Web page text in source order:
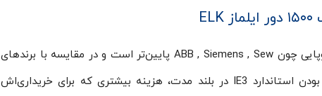
قیمت موتور الکتریکی ایلماز ELK در مقایسه با برندهای اروپایی چون ABB , Siemens , Sew پایین‌تر است و در مقایسه با برندهای
چینی و ایرانی بالاتر است. دینام ایلماز ELK به دلیل دارا بودن استاندارد IE3 در بلند مدت، هزینه بیشتری که برای خریداری‌اش